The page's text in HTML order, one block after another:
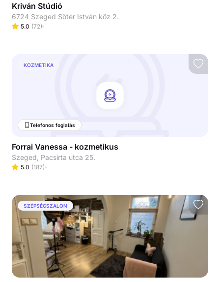
Kriván Stúdió
6724 Szeged Sőtér István köz 2.
5.0 (72)
KOZMETIKA
Telefonos foglalás
Forrai Vanessa - kozmetikus
Szeged, Pacsirta utca 25.
5.0 (187)
SZÉPSÉGSZALON